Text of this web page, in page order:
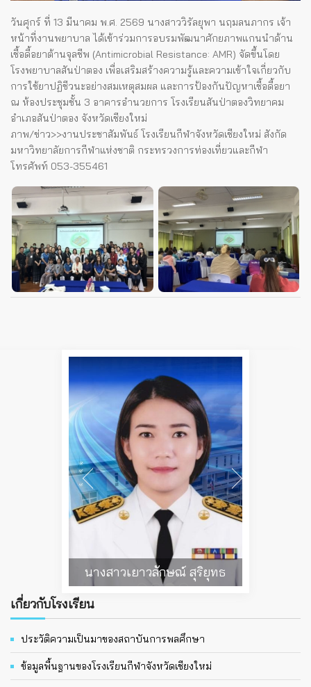
วันศุกร์ ที่ 13 มีนาคม พ.ศ. 2569 นางสาววิรัลยุพา นฤมลนภากร เจ้า
หน้าที่งานพยาบาล ได้เข้าร่วมการอบรมพัฒนาศักยภาพแกนนำด้าน
เชื้อดื้อยาต้านจุลชีพ (Antimicrobial Resistance: AMR) จัดขึ้นโดย
โรงพยาบาลสันป่าตอง เพื่อเสริมสร้างความรู้และความเข้าใจเกี่ยวกับ
การใช้ยาปฏิชีวนะอย่างสมเหตุสมผล และการป้องกันปัญหาเชื้อดื้อยา
ณ ห้องประชุมชั้น 3 อาคารอำนวยการ โรงเรียนสันป่าตองวิทยาคม
อำเภอสันป่าตอง จังหวัดเชียงใหม่
ภาพ/ข่าว>>​งานประชาสัมพันธ์ โรงเรียนกีฬาจังหวัดเชียงใหม่ สังกัด
มหาวิทยาลัยการกีฬาแห่งชาติ กระทรวงการท่องเที่ยวและกีฬา
โทรศัพท์ 053-355461
นางสาวเยาวลักษณ์ สุริยุทธ
เกี่ยวกับโรงเรียน
ประวัติความเป็นมาของสถาบันการพลศึกษา
ข้อมูลพื้นฐานของโรงเรียนกีฬาจังหวัดเชียงใหม่